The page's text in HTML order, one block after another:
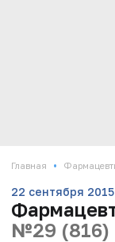
Главная •
22 сентября 2015
№29 (816)